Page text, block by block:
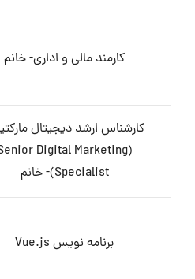
کارمند مالی و اداری- خانم
کارشناس ارشد دیجیتال
Digital Marketing
Specialist)- خانم
برنامه نویس Vue.js